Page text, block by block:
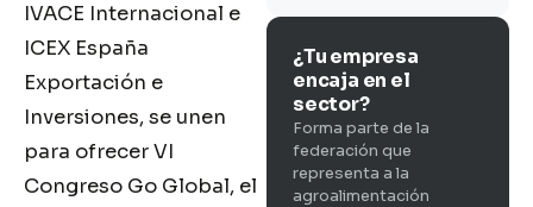
IVACE Internacional e
ICEX España
Exportación e
Inversiones, se unen
para ofrecer VI
Congreso Go Global, el
¿Tu empresa
encaja en el
sector?
Forma parte de la
federación que
representa a la
agroalimentación